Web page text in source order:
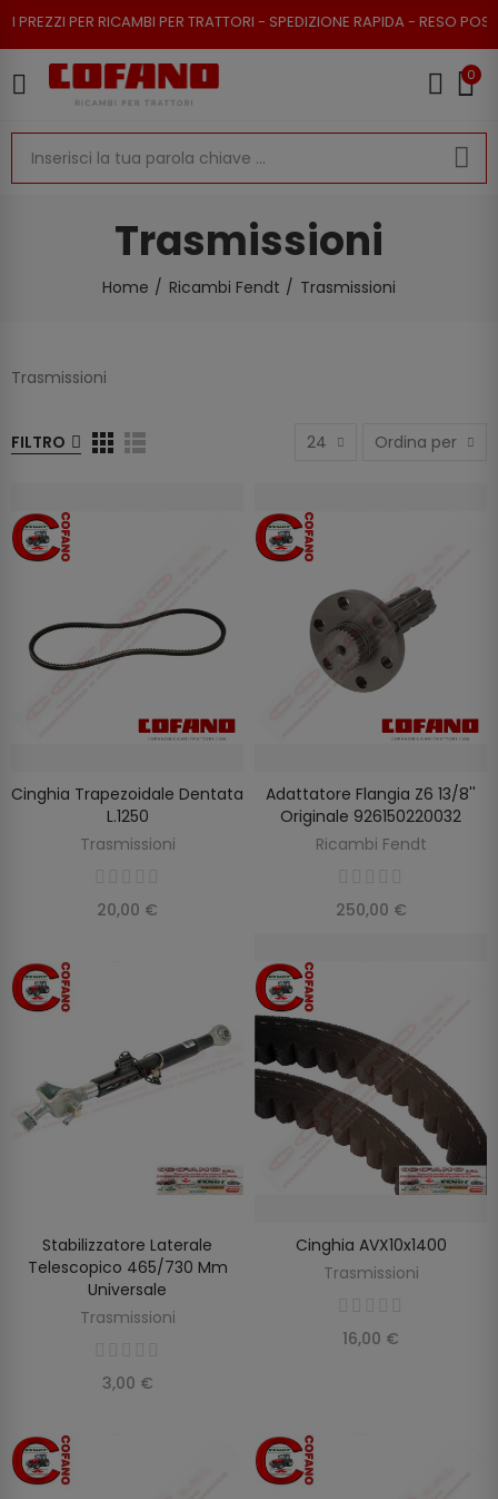
RICAMBI PER TRATTORI - SPEDIZIONE RAPIDA - RESO POSSIBILE
0
Trasmissioni
Home Ricambi Fendt Trasmissioni
Trasmissioni
FILTRO 24 Ordina per
AGGIUNGI AL CARRELLO
Cinghia Trapezoidale Dentata
L.1250
Trasmissioni
20,00 €
AGGIUNGI AL CARRELLO
Adattatore Flangia Z6 13/8''
Originale 926150220032
Ricambi Fendt
250,00 €
AGGIUNGI AL CARRELLO
Stabilizzatore Laterale
Telescopico 465/730 Mm
Universale
Trasmissioni
3,00 €
AGGIUNGI AL CARRELLO
Cinghia AVX10x1400
Trasmissioni
16,00 €